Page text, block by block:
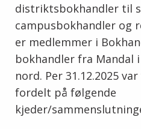
distriktsbokhandler til
campusbokhandler og
er medlemmer i
bokhandler fra Mandal
nord. Per 31.12.2025
fordelt på følgende
kjeder/